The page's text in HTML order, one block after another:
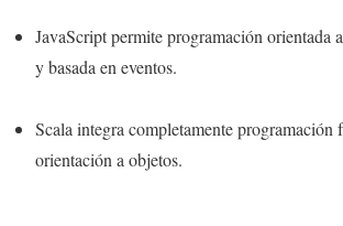
JavaScript permite programación orientada
y basada en eventos.
Scala integra completamente programación
orientación a objetos.